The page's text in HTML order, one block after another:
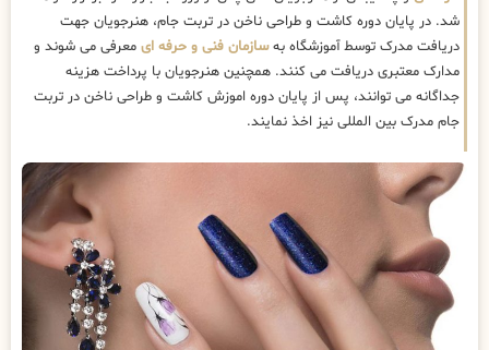
شد. در پایان دوره کاشت و طراحی ناخن در تربت جام، هنرجویان جهت
دریافت مدرک توسط آموزشگاه بهسازمان فنی و حرفه ای معرفی می شوند و
مدارک معتبری دریافت می کنند. همچنین هنرجویان با پرداخت هزینه
جداگانه می توانند، پس از پایان دوره اموزش کاشت و طراحی ناخن در تربت
جام مدرک بین المللی نیز اخذ نمایند.